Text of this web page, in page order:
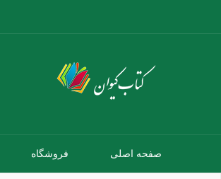
صفحه اصلی فروشگاه